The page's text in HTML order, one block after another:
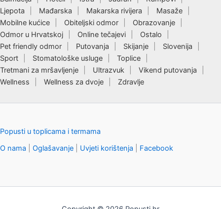
Ljepota
Mađarska Makarska rivijera
Masaže
Mobilne kućice
Obiteljski odmor
Obrazovanje
Odmor u Hrvatskoj
Online tečajevi
Ostalo
Pet friendly odmor
Putovanja Skijanje
Slovenija
Sport
Stomatološke usluge
Toplice
Tretmani za mršavljenje
Ultrazvuk
Vikend putovanja
Wellness
Wellness za dvoje Zdravlje
Popusti u toplicama i termama
O nama
Oglašavanje Uvjeti korištenja Facebook